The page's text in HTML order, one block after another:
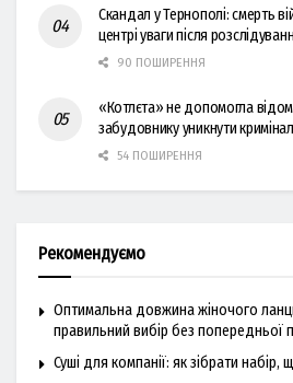
Скандал у Тернополі: смерть
центрі уваги після
90 ПОШИРЕННЯ
«Котлєта» не допомогла
забудовнику уникнути
54 ПОШИРЕННЯ
Рекомендуємо
Оптимальна довжина жіночого
правильний вибір без попередньої
Суші для компанії: як зібрати